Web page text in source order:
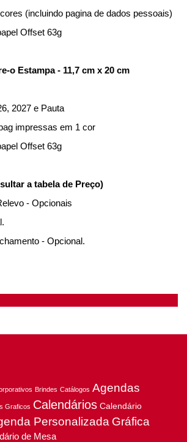
(incluindo pagina de dados pessoais)
Offset 63g
o Estampa - 11,7 cm x 20 cm
2027 e Pauta
impressas em 1 cor
Offset 63g
a tabela de Preço)
- Opcionais
- Opcional.
Brindes Catálogos Agendas
Graficos Calendários Calendário
Personalizada Gráfica
de Mesa